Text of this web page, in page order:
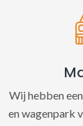
Wij hebben
en wagenpark